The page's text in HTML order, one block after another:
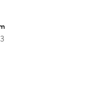
Folgen
mit Charlie und
um die braune Gefahr mit
Köln besuchen, wie es
darf. Und er wird Kölner